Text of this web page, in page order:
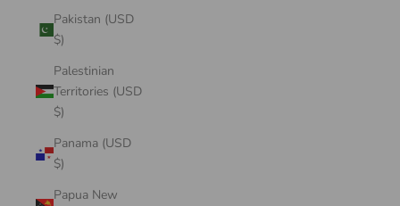
Pakistan (USD
$)
Palestinian
Territories (USD
$)
Panama (USD
$)
Papua New